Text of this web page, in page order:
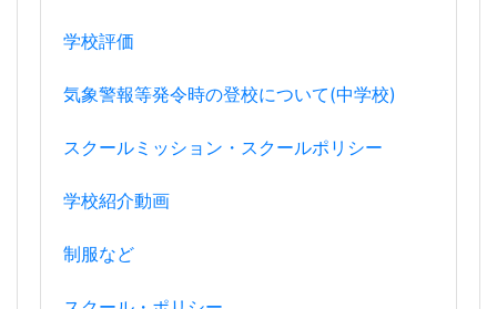
学校評価
気象警報等発令時の登校について(中学校)
スクールミッション・スクールポリシー
学校紹介動画
制服など